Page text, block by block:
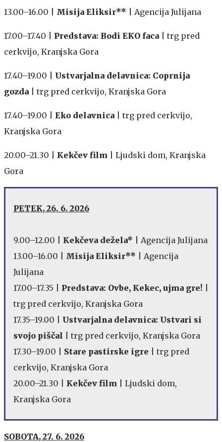
13.00–16.00 | Misija Eliksir** | Agencija Julijana
17.00–17.40 | Predstava: Bodi EKO faca | trg pred
cerkvijo, Kranjska Gora
17.40–19.00 | Ustvarjalna delavnica: Coprnija
gozda | trg pred cerkvijo, Kranjska Gora
17.40–19.00 | Eko delavnica | trg pred cerkvijo,
Kranjska Gora
20.00–21.30 | Kekčev film | Ljudski dom, Kranjska
Gora
PETEK, 26. 6. 2026
9.00–12.00 | Kekčeva dežela* | Agencija Julijana
13.00–16.00 | Misija Eliksir** | Agencija
Julijana
17.00–17.35 | Predstava: Ovbe, Kekec, ujma gre!
trg pred cerkvijo, Kranjska Gora
17.35–19.00 | Ustvarjalna delavnica: Ustvari si
svojo piščal | trg pred cerkvijo, Kranjska Gora
17.30–19.00 | Stare pastirske igre | trg pred
cerkvijo, Kranjska Gora
20.00–21.30 | Kekčev film | Ljudski dom,
Kranjska Gora
SOBOTA, 27. 6. 2026